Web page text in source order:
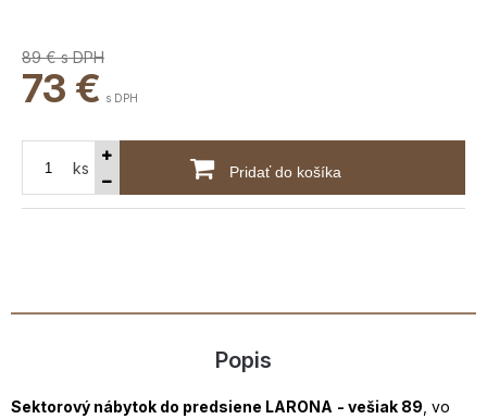
89 €s DPH
73 € s DPH
ks Pridať do košíka
Popis
Sektorový nábytok do predsiene LARONA - vešiak 89, vo